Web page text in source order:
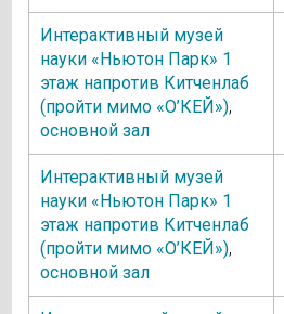
Интерактивный музей
науки «Ньютон Парк» 1
этаж напротив Китченлаб
(пройти мимо «О’КЕЙ»),
основной зал
Интерактивный музей
науки «Ньютон Парк» 1
этаж напротив Китченлаб
(пройти мимо «О’КЕЙ»),
основной зал